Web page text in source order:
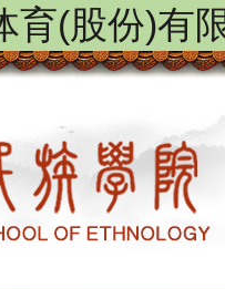
育(股份)有